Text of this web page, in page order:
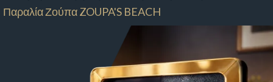
Παραλία Ζούπα ZOUPA'S BEACH